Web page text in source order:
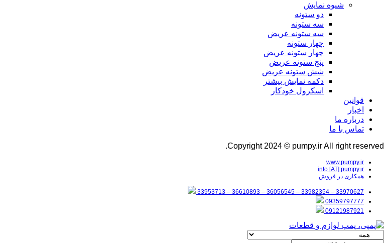
شیوه نمایش
دو ستونه
سه ستونه
سه ستونه عریض
چهار ستونه
چهار ستونه عریض
پنج ستونه عریض
شش ستونه عریض
دکمه نمایش بیشتر
اسکرول خودکار
قوانین
اخبار
درباره ما
تماس با ما
Copyright 2024 © pumpy.ir All right reserved.
www.pumpy.ir
info [AT] pumpy.ir
همکاری در فروش
33970627 – 33982354 – 36056545 – 36610893 – 33953713
09359797777
09121987921